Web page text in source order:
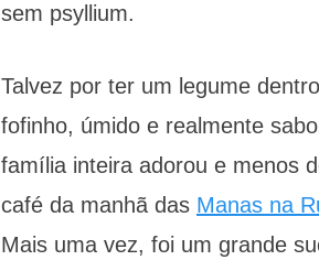
sem psyllium.
Talvez por ter um legume
fofinho, úmido e realmente
família inteira adorou e menos
café da manhã das Manas na
Mais uma vez, foi um grande